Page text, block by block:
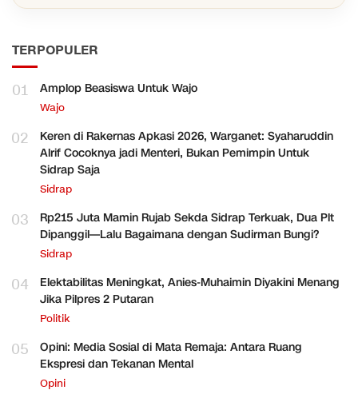
TERPOPULER
01 Amplop Beasiswa Untuk Wajo
Wajo
02
Keren di Rakernas Apkasi 2026, Warganet: Syaharuddin
Alrif Cocoknya jadi Menteri, Bukan Pemimpin Untuk
Sidrap Saja
Sidrap
03
Rp215 Juta Mamin Rujab Sekda Sidrap Terkuak, Dua Plt
Dipanggil—Lalu Bagaimana dengan Sudirman Bungi?
Sidrap
04
Elektabilitas Meningkat, Anies-Muhaimin Diyakini Menang
Jika Pilpres 2 Putaran
Politik
05
Opini: Media Sosial di Mata Remaja: Antara Ruang
Ekspresi dan Tekanan Mental
Opini